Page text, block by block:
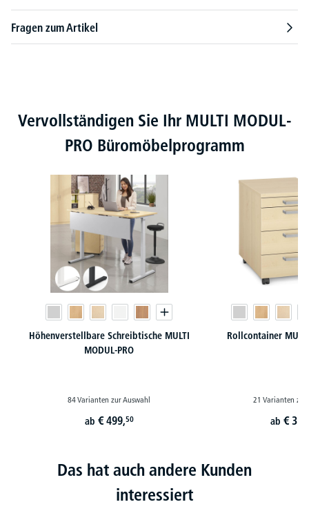
Fragen zum Artikel
Produktgalerie überspringen
Vervollständigen Sie Ihr MULTI MODUL-
PRO Büromöbelprogramm
Höhenverstellbare Schreibtische MULTI
MODUL-PRO
84 Varianten zur Auswahl
ab € 499,50
Rollcontainer
21 Varianten zur
ab €
Das hat auch andere Kunden
interessiert